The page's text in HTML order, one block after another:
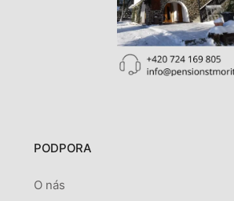
PODPORA
O nás